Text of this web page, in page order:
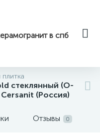
в спб
стеклянный (O-
Cersanit (Россия)
Отзывы 0